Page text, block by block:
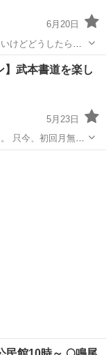
6月20日
けどどうしたらい
にはい入りづら
ち方から丁寧にア
ン
】武本書道を楽し
5月23日
只今、初回月無料